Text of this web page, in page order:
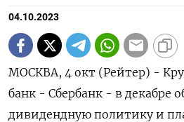
04.10.2023
МОСКВА, 4 окт (Рейтер) -
банк - Сбербанк - в декабре
дивидендную политику и